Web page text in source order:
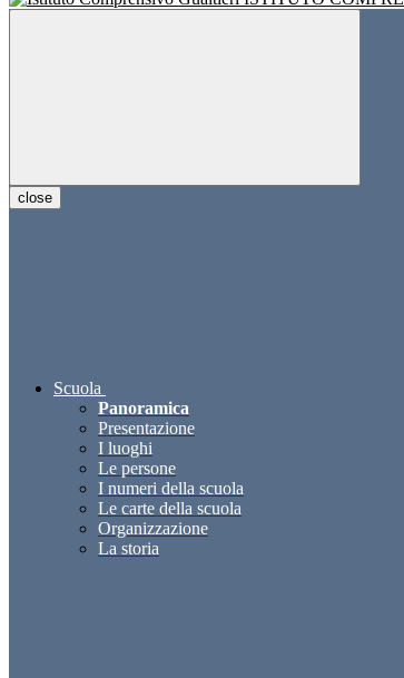
close
Scuola
Panoramica
Presentazione
I luoghi
Le persone
I numeri della scuola
Le carte della scuola
Organizzazione
La storia